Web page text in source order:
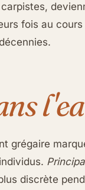
fois au
grégaire
discrète